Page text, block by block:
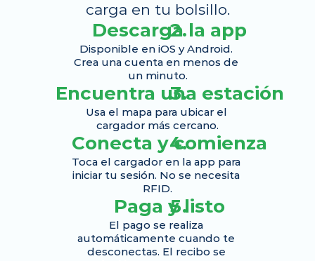
carga en tu bolsillo.
Descarga la app
Disponible en iOS y Android.
Crea una cuenta en menos de
un minuto.
Encuentra una estación
Usa el mapa para ubicar el
cargador más cercano.
Conecta y comienza
Toca el cargador en la app para
iniciar tu sesión. No se necesita
RFID.
Paga y listo
El pago se realiza
automáticamente cuando te
desconectas. El recibo se